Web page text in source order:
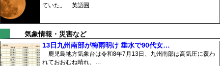
ていた。 英語圏…
気象情報・災害など
13日九州南部が梅雨明け 垂水で90代女…
鹿児島地方気象台は令和8年7月13日、九州南部は高気圧に覆わ
れておおむね晴れ、…